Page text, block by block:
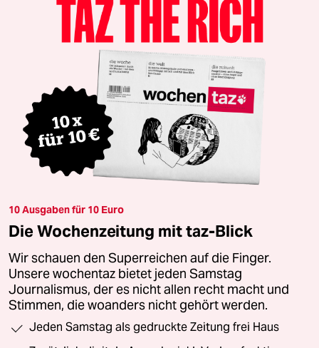
10 Ausgaben für 10 Euro
Die Wochenzeitung mit taz-Blick
Wir schauen den Superreichen auf die Finger.
Unsere wochentaz bietet jeden Samstag
Journalismus, der es nicht allen recht macht und
Stimmen, die woanders nicht gehört werden.
Jeden Samstag als gedruckte Zeitung frei Haus